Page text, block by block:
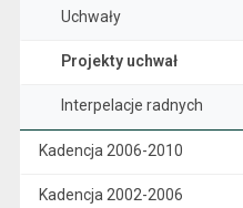
Uchwały
Projekty uchwał
Interpelacje radnych
Kadencja 2006-2010
Kadencja 2002-2006